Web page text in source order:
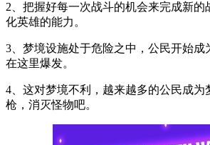
2、把握好每一次战斗的机会来完成新的
化英雄的能力。
3、梦境设施处于危险之中，公民开始成
在这里爆发。
4、这对梦境不利，越来越多的公民成为
枪，消灭怪物吧。